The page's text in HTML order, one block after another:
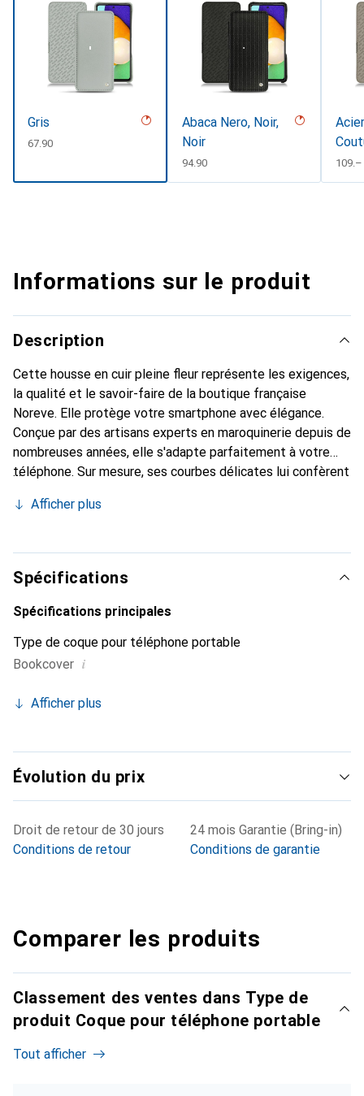
Gris
CHF
67.90
Abaca Nero, Noir,
Noir
CHF
94.90 CHF
109.–
Informations sur le produit
Description
Cette housse en cuir pleine fleur représente les exigences,
la qualité et le savoir-faire de la boutique française
Noreve. Elle protège votre smartphone avec élégance.
Conçue par des artisans experts en maroquinerie depuis de
nombreuses années, elle s'adapte parfaitement à votre
téléphone. Sur mesure, ses courbes délicates lui confèrent
et indispensable de votre smartphone. Reconnu
marque Noreve est un choix sûr pour une clientèle
exigeante.
Afficher plus
Spécifications
Spécifications principales
Type de coque pour téléphone portable
Bookcover i
Afficher plus
Évolution du prix
Droit de retour de 30 jours
Conditions de retour
24 mois Garantie (Bring-in)
Conditions de garantie
Comparer les produits
Classement des ventes dans Type de
produit Coque pour téléphone portable
Tout afficher